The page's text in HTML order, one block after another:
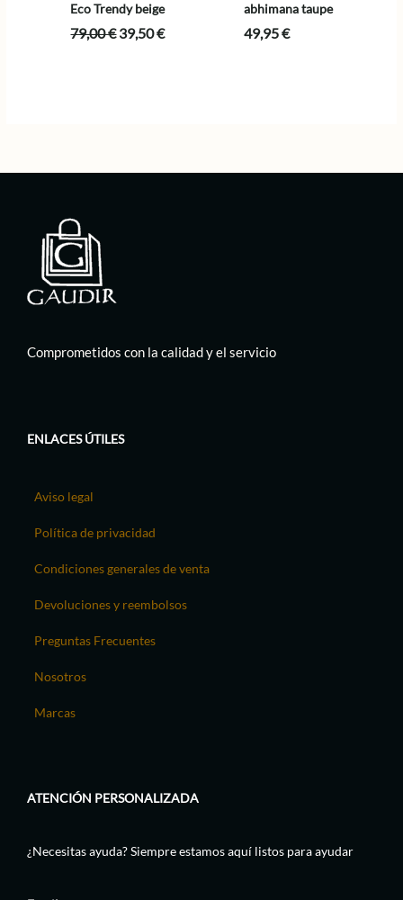
Eco Trendy beige
79,00€El
39,50€El
abhimana taupe
49,95€
Comprometidos con la calidad y el servicio
ENLACES ÚTILES
Aviso legal
Política de privacidad
Condiciones generales de venta
Devoluciones y reembolsos
Preguntas Frecuentes
Nosotros
Marcas
ATENCIÓN PERSONALIZADA
¿Necesitas ayuda? Siempre estamos aquí listos para ayudar